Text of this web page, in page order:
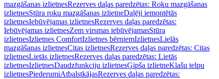
mazgāšanas izlietnesRezerves daļas paredzētas: Roku mazgāšanas
izlietnesStūra roku mazgāšanas izlietneDaļēji iemontētās
izlietnesIebūvējamas izlietnesRezerves daļas paredzētas:
Iebūvējamas izlietnesZem virsmas iebūvējamasStūra
izlietnesIzlietnes ComfortIzlietnes bērniemIzlietnesLielās
mazgāšanas izlietnesCitas izlietnesRezerves daļas paredzētas: Citas
izlietnesLietās izlietnesRezerves daļas paredzētas: Lietās
izlietnesIzlietnesDaudzfunkciju izlietnesĢipša izlietneKlašu telpu
izlietnesPiederumiAtbalstkājasRezerves daļas paredzētas: